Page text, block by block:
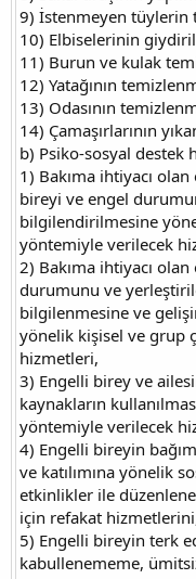
9) İstenmeyen tüylerin
10) Elbiselerinin
11) Burun ve kulak
12) Yatağının
13) Odasının
14) Çamaşırlarının
b) Psiko-sosyal destek
1) Bakıma ihtiyacı
bireyi ve engel
bilgilendirilmesine
yöntemiyle verilecek
2) Bakıma ihtiyacı
durumunu ve
bilgilenmesine ve
yönelik kişisel ve grup
hizmetleri,
3) Engelli birey ve
kaynakların
yöntemiyle verilecek
4) Engelli bireyin
ve katılımına yönelik
etkinlikler ile
için refakat
5) Engelli bireyin terk
kabullenememe,